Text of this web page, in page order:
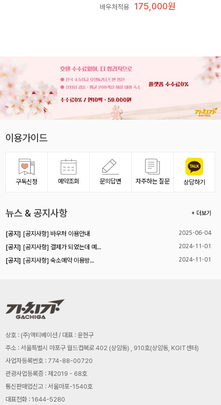
바우처적용 175,000원
이용가이드
구독신청 예약조회 문의답변 자주하는 질문 상담하기
뉴스 & 공지사항 + 더보기
[공지] [공지사항] 바우처 이용안내 2025-06-04
[공지] [공지사항] 결제가 되었는데 예... 2024-11-01
[공지] [공지사항] 숙소예약 이용방... 2024-11-01
상호 : (주)액티베이션 / 대표 : 윤현구
주소 : 서울특별시 마포구 월드컵북로 402 (상암동) , 910호(상암동, KGIT센터)
사업자등록번호 : 774-88-00720
관광사업등록증 : 제2019 - 68호
통신판매업신고 : 서울마포-1540호
대표전화 : 1644-5280